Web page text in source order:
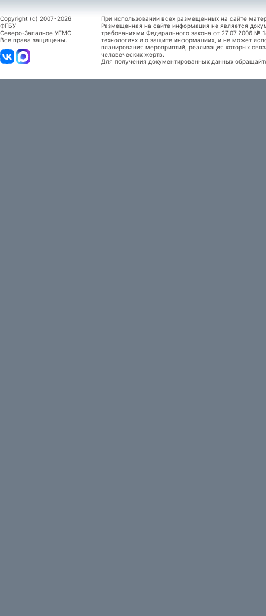
Copyright (c) 2007-2026
ФГБУ
Северо-Западное УГМС.
Все права защищены.
При использовании всех размещенных на сайте
Размещенная на сайте информация не является
требованиями Федерального закона от 27.07.2006
технологиях и о защите информации», и не может
планирования мероприятий, реализация которых
человеческих жертв.
Для получения документированных данных